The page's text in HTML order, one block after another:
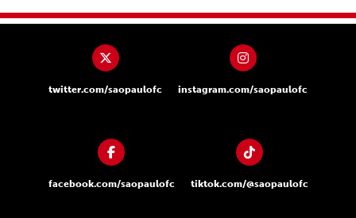
twitter.com/saopaulofc instagram.com/saopaulofc
facebook.com/saopaulofc tiktok.com/@saopaulofc